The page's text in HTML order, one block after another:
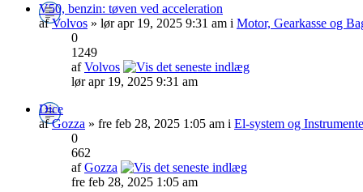
V50, benzin: tøven ved acceleration
afVolvos » lør apr 19, 2025 9:31 am i Motor, Gearkasse og
0
1249
afVolvos
lør apr 19, 2025 9:31 am
Dice
afGozza » fre feb 28, 2025 1:05 am i El-system og
0
662
afGozza
fre feb 28, 2025 1:05 am